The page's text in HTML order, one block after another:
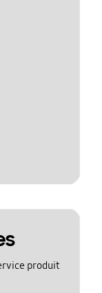
produit